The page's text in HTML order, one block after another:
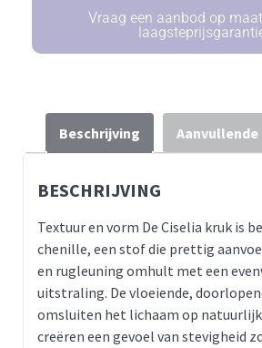
Vraag een aanbod op
Beschrijving
BESCHRIJVING
Textuur en vorm De Ciselia kruk is
chenille, een stof die prettig
en rugleuning omhult met een
uitstraling. De vloeiende,
omsluiten het lichaam op
creëren een gevoel van stevigheid